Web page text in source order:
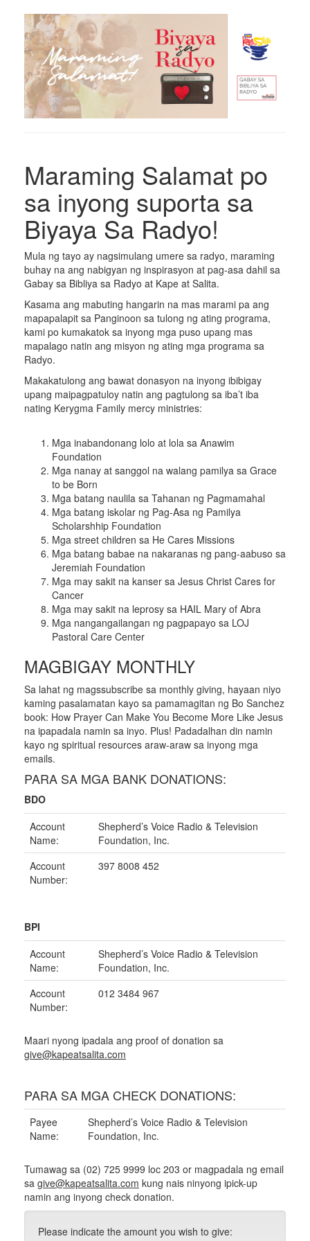
Maraming Salamat po
sa inyong suporta sa
Biyaya Sa Radyo!
Mula ng tayo ay nagsimulang umere sa radyo, maraming
buhay na ang nabigyan ng inspirasyon at pag-asa dahil sa
Gabay sa Bibliya sa Radyo at Kape at Salita.
Kasama ang mabuting hangarin na mas marami pa ang
mapapalapit sa Panginoon sa tulong ng ating programa,
kami po kumakatok sa inyong mga puso upang mas
mapalago natin ang misyon ng ating mga programa sa
Radyo.
Makakatulong ang bawat donasyon na inyong ibibigay
upang maipagpatuloy natin ang pagtulong sa iba’t iba
nating Kerygma Family mercy ministries:
Mga inabandonang lolo at lola sa Anawim
Foundation
Mga nanay at sanggol na walang pamilya sa Grace
to be Born
Mga batang naulila sa Tahanan ng Pagmamahal
Mga batang iskolar ng Pag-Asa ng Pamilya
Scholarshhip Foundation
Mga street children sa He Cares Missions
Mga batang babae na nakaranas ng pang-aabuso sa
Jeremiah Foundation
Mga may sakit na kanser sa Jesus Christ Cares for
Cancer
Mga may sakit na leprosy sa HAIL Mary of Abra
Mga nangangailangan ng pagpapayo sa LOJ
Pastoral Care Center
MAGBIGAY MONTHLY
Sa lahat ng magssubscribe sa monthly giving, hayaan niyo
kaming pasalamatan kayo sa pamamagitan ng Bo Sanchez
book: How Prayer Can Make You Become More Like Jesus
na ipapadala namin sa inyo. Plus! Padadalhan din namin
kayo ng spiritual resources araw-araw sa inyong mga
emails.
PARA SA MGA BANK DONATIONS:
BDO
Account
Name:
Shepherd’s Voice Radio & Television
Foundation, Inc.
Account
Number:
397 8008 452
BPI
Account
Name:
Shepherd’s Voice Radio & Television
Foundation, Inc.
Account
Number:
012 3484 967
Maari nyong ipadala ang proof of donation sa
give@kapeatsalita.com
PARA SA MGA CHECK DONATIONS:
Payee
Name:
Shepherd’s Voice Radio & Television
Foundation, Inc.
Tumawag sa (02) 725 9999 loc 203 or magpadala ng email
sa give@kapeatsalita.com kung nais ninyong ipick-up
namin ang inyong check donation.
Please indicate the amount you wish to give: